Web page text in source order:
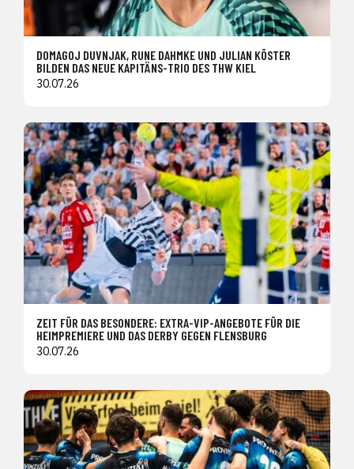
DOMAGOJ DUVNJAK, RUNE DAHMKE UND JULIAN KÖSTER
BILDEN DAS NEUE KAPITÄNS-TRIO DES THW KIEL
30.07.26
ZEIT FÜR DAS BESONDERE: EXTRA-VIP-ANGEBOTE FÜR DIE
HEIMPREMIERE UND DAS DERBY GEGEN FLENSBURG
30.07.26